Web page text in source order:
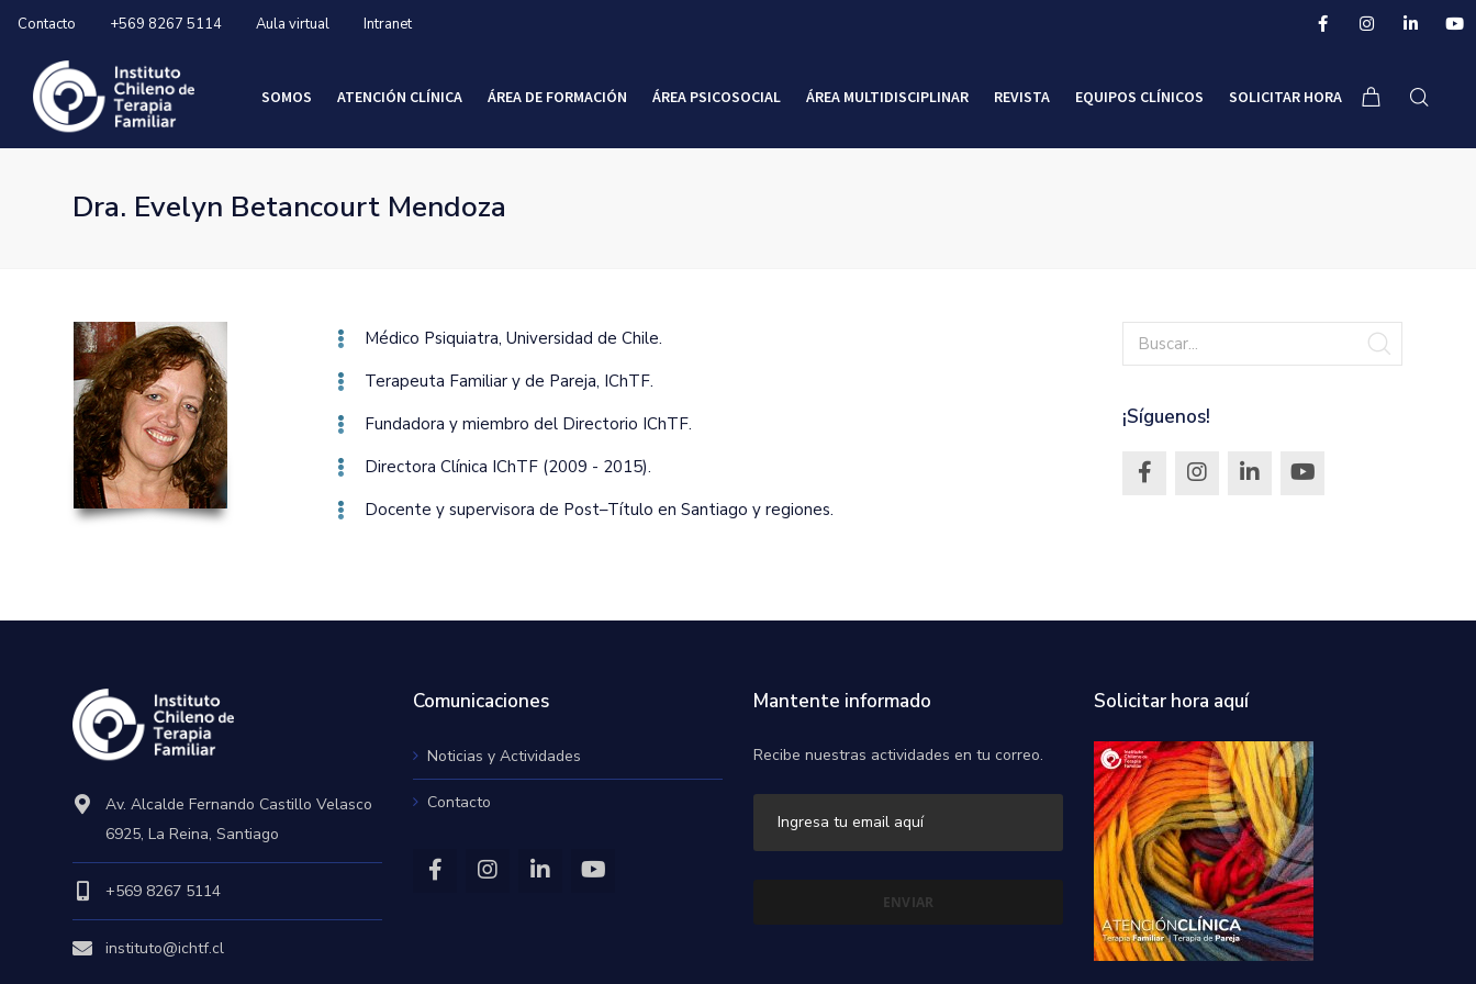
Contacto +569 8267 5114 Aula virtual Intranet
SOMOS ATENCIÓN CLÍNICA ÁREA DE FORMACIÓN ÁREA PSICOSOCIAL ÁREA MULTIDISCIPLINAR REVISTA EQUIPOS CLÍNICOS SOLICITAR HORA
Dra. Evelyn Betancourt Mendoza
Médico Psiquiatra‚ Universidad de Chile.
Terapeuta Familiar y de Pareja‚ IChTF.
Fundadora y miembro del Directorio IChTF.
Directora Clínica IChTF (2009 - 2015).
Docente y supervisora de Post–Título en Santiago y regiones.
¡Síguenos!
Av. Alcalde Fernando Castillo Velasco
6925, La Reina, Santiago
+569 8267 5114
instituto@ichtf.cl
Comunicaciones
Noticias y Actividades
Contacto
Mantente informado
Recibe nuestras actividades en tu correo.
Solicitar hora aquí